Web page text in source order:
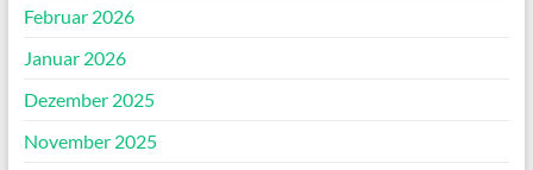
Februar 2026
Januar 2026
Dezember 2025
November 2025